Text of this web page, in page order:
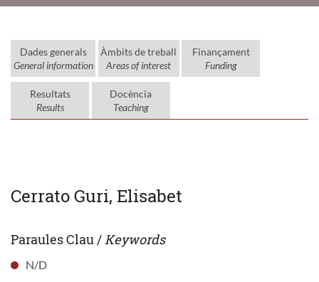
Dades generals
General information
Àmbits de treball
Areas of interest
Finançament
Funding
Resultats
Results
Docència
Teaching
Cerrato Guri, Elisabet
Paraules Clau / Keywords
N/D